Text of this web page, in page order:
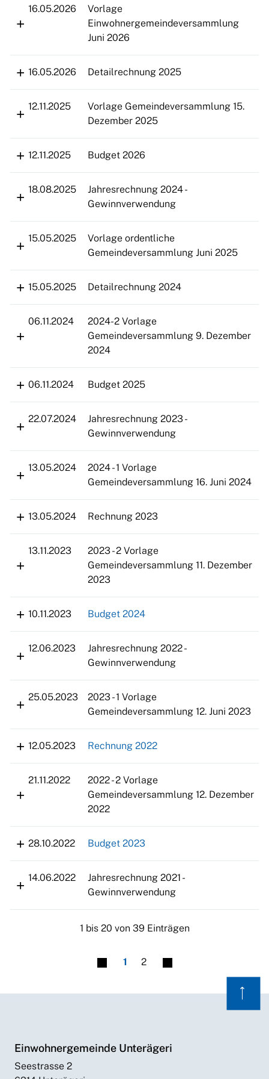
16.05.2026
Vorlage
Einwohnergemeindeversammlung
Juni 2026
16.05.2026 Detailrechnung 2025
12.11.2025
Vorlage Gemeindeversammlung 15.
Dezember 2025
12.11.2025 Budget 2026
18.08.2025
Jahresrechnung 2024 -
Gewinnverwendung
15.05.2025
Vorlage ordentliche
Gemeindeversammlung Juni 2025
15.05.2025 Detailrechnung 2024
06.11.2024
2024-2 Vorlage
Gemeindeversammlung 9. Dezember
2024
06.11.2024 Budget 2025
22.07.2024
Jahresrechnung 2023 -
Gewinnverwendung
13.05.2024
2024 - 1 Vorlage
Gemeindeversammlung 16. Juni 2024
13.05.2024 Rechnung 2023
13.11.2023
2023 - 2 Vorlage
Gemeindeversammlung 11. Dezember
2023
10.11.2023 Budget 2024
12.06.2023
Jahresrechnung 2022 -
Gewinnverwendung
25.05.2023
2023 - 1 Vorlage
Gemeindeversammlung 12. Juni 2023
12.05.2023 Rechnung 2022
21.11.2022
2022 - 2 Vorlage
Gemeindeversammlung 12. Dezember
2022
28.10.2022 Budget 2023
14.06.2022
Jahresrechnung 2021 -
Gewinnverwendung
1 bis 20 von 39 Einträgen
1 2
Einwohnergemeinde Unterägeri
Seestrasse 2
⟶